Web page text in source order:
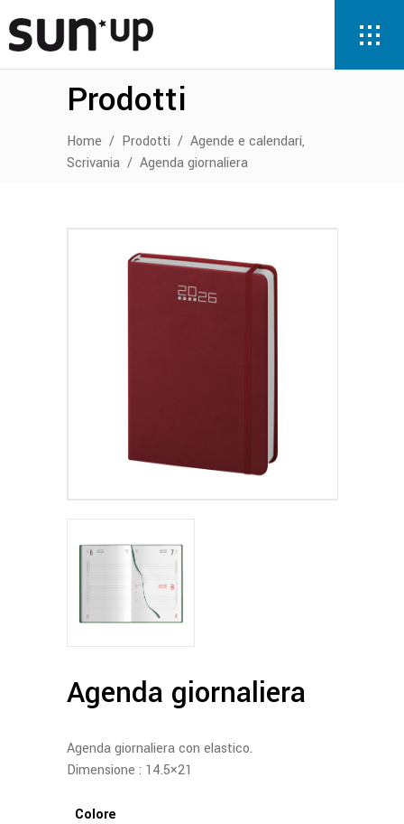
Prodotti
Home / Prodotti / Agende e calendari,
Scrivania / Agenda giornaliera
Agenda giornaliera
Agenda giornaliera con elastico.
Dimensione : 14.5×21
Colore